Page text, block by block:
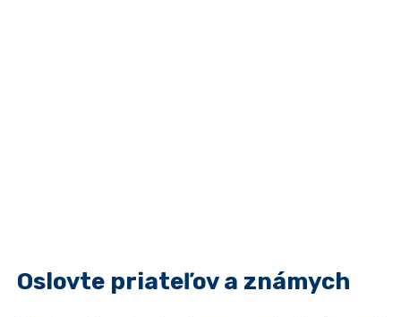
Oslovte priateľov a známych